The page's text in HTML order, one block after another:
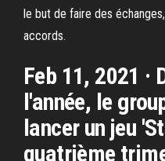
le but de faire des
accords.
Feb 11, 2021 ·
l'année, le
lancer un jeu
quatrième